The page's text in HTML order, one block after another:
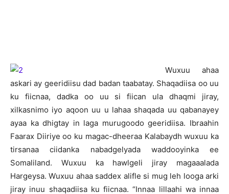
Wuxuu ahaa
askari ay geeridiisu dad badan taabatay. Shaqadiisa oo uu
ku fiicnaa, dadka oo uu si fiican ula dhaqmi jiray,
xilkasnimo iyo aqoon uu u lahaa shaqada uu qabanayey
ayaa ka dhigtay in laga murugoodo geeridiisa. Ibraahin
Faarax Diiriye oo ku magac-dheeraa Kalabaydh wuxuu ka
tirsanaa ciidanka nabadgelyada waddooyinka ee
Somaliland. Wuxuu ka hawlgeli jiray magaaalada
Hargeysa. Wuxuu ahaa saddex alifle si mug leh looga arki
jiray inuu shaqadiisa ku fiicnaa. “Innaa lillaahi wa innaa